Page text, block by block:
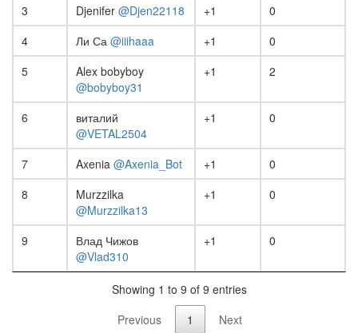
3
Djenifer @Djen22118 +1
0
4
Ли Са @iiihaaa +1
0
5
Alex bobyboy
@bobyboy31
+1 2
6
виталий
@VETAL2504
+1 0
7 Axenia @Axenia_Bot +1
0
8
Murzzilka
@Murzzilka13
+1 0
9
Влад Чижов
@Vlad310
+1 0
Showing 1 to 9 of 9 entries
Previous
1 Next